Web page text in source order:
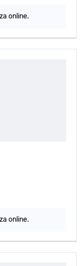
online.
online.